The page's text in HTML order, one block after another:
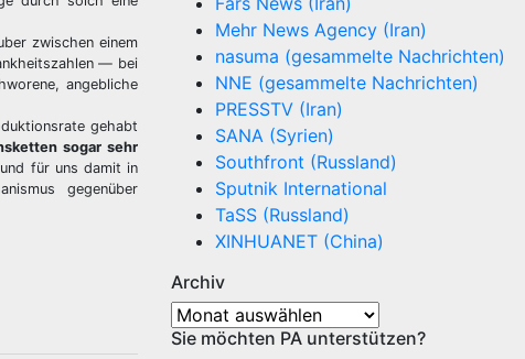
zwischen einem
— bei
angebliche
gehabt
sogar sehr
für uns damit in
gegenüber
Mehr News Agency (Iran)
nasuma (gesammelte Nachrichten)
NNE (gesammelte Nachrichten)
PRESSTV (Iran)
SANA (Syrien)
Southfront (Russland)
Sputnik International
TaSS (Russland)
XINHUANET (China)
Archiv
Archiv
Sie möchten PA unterstützen?